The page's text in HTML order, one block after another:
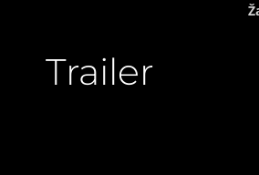
Trailer